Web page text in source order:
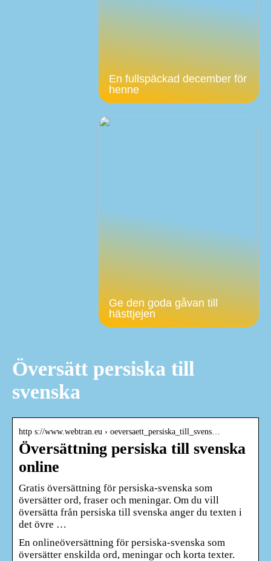
En fullspäckad december för
henne
Ge den goda gåvan till
hästtjejen
Översätt persiska till
svenska
http s://www.webtran.eu › oeversaett_persiska_till_svens…
Översättning persiska till svenska
online
Gratis översättning för persiska-svenska som
översätter ord, fraser och meningar. Om du vill
översätta från persiska till svenska anger du texten i
det övre …
En onlineöversättning för persiska-svenska som
översätter enskilda ord, meningar och korta texter.